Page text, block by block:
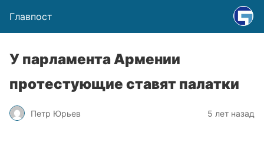
Главпост
У парламента Армении
протестующие ставят палатки
Петр Юрьев 5 лет назад